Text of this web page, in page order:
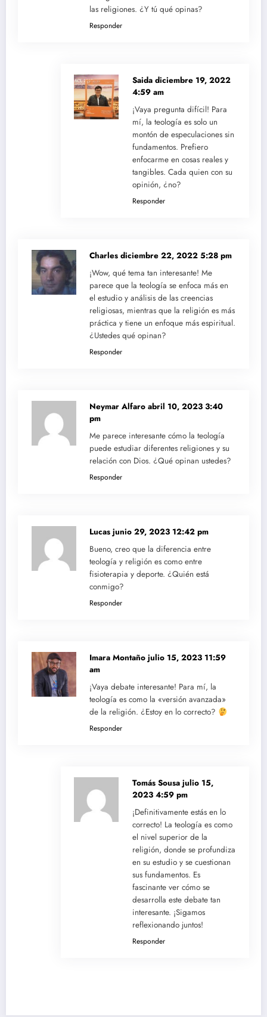
las religiones. ¿Y tú qué opinas?
Responder
Saida diciembre 19, 2022
4:59 am
¡Vaya pregunta difícil! Para
mí, la teología es solo un
montón de especulaciones sin
fundamentos. Prefiero
enfocarme en cosas reales y
tangibles. Cada quien con su
opinión, ¿no?
Responder
Charles diciembre 22, 2022 5:28 pm
¡Wow, qué tema tan interesante! Me
parece que la teología se enfoca más en
el estudio y análisis de las creencias
religiosas, mientras que la religión es más
práctica y tiene un enfoque más espiritual.
¿Ustedes qué opinan?
Responder
Neymar Alfaro abril 10, 2023 3:40
pm
Me parece interesante cómo la teología
puede estudiar diferentes religiones y su
relación con Dios. ¿Qué opinan ustedes?
Responder
Lucas junio 29, 2023 12:42 pm
Bueno, creo que la diferencia entre
teología y religión es como entre
fisioterapia y deporte. ¿Quién está
conmigo?
Responder
Imara Montaño julio 15, 2023 11:59
am
¡Vaya debate interesante! Para mí, la
teología es como la «versión avanzada»
de la religión. ¿Estoy en lo correcto?
Responder
Tomás Sousa julio 15,
2023 4:59 pm
¡Definitivamente estás en lo
correcto! La teología es como
el nivel superior de la
religión, donde se profundiza
en su estudio y se cuestionan
sus fundamentos. Es
fascinante ver cómo se
desarrolla este debate tan
interesante. ¡Sigamos
reflexionando juntos!
Responder